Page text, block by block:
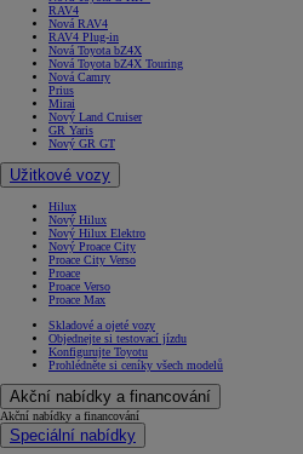
RAV4
Nová RAV4
RAV4 Plug-in
Nová Toyota bZ4X
Nová Toyota bZ4X Touring
Nová Camry
Prius
Mirai
Nový Land Cruiser
GR Yaris
Nový GR GT
Užitkové vozy
Hilux
Nový Hilux
Nový Hilux Elektro
Nový Proace City
Proace City Verso
Proace
Proace Verso
Proace Max
Skladové a ojeté vozy
Objednejte si testovací jízdu
Konfigurujte Toyotu
Prohlédněte si ceníky všech modelů
Akční nabídky a financování
Akční nabídky a financování
Speciální nabídky